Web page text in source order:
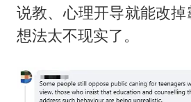
说教、心理开导就能改
想法太不现实了。